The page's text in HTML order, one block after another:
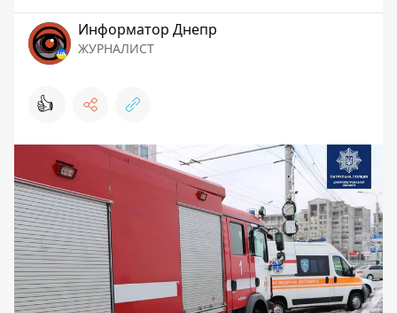
Информатор Днепр
ЖУРНАЛИСТ
👍